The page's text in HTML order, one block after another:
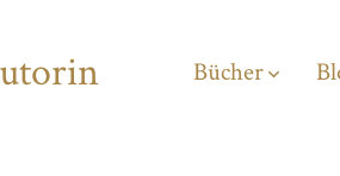
Bücher